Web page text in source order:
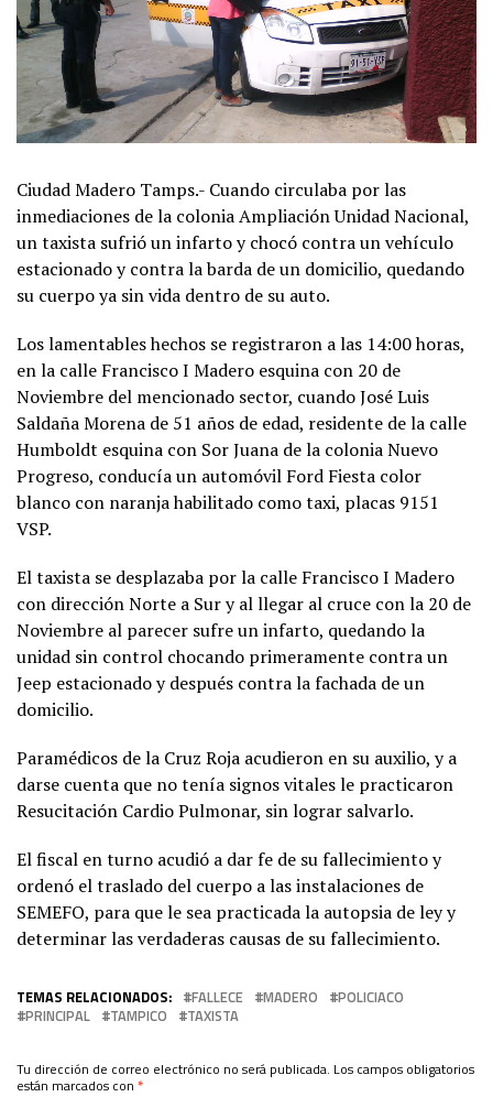
Ciudad Madero Tamps.- Cuando circulaba por las
inmediaciones de la colonia Ampliación Unidad Nacional,
un taxista sufrió un infarto y chocó contra un vehículo
estacionado y contra la barda de un domicilio, quedando
su cuerpo ya sin vida dentro de su auto.
Los lamentables hechos se registraron a las 14:00 horas,
en la calle Francisco I Madero esquina con 20 de
Noviembre del mencionado sector, cuando José Luis
Saldaña Morena de 51 años de edad, residente de la calle
Humboldt esquina con Sor Juana de la colonia Nuevo
Progreso, conducía un automóvil Ford Fiesta color
blanco con naranja habilitado como taxi, placas 9151
VSP.
El taxista se desplazaba por la calle Francisco I Madero
con dirección Norte a Sur y al llegar al cruce con la 20 de
Noviembre al parecer sufre un infarto, quedando la
unidad sin control chocando primeramente contra un
Jeep estacionado y después contra la fachada de un
domicilio.
Paramédicos de la Cruz Roja acudieron en su auxilio, y a
darse cuenta que no tenía signos vitales le practicaron
Resucitación Cardio Pulmonar, sin lograr salvarlo.
El fiscal en turno acudió a dar fe de su fallecimiento y
ordenó el traslado del cuerpo a las instalaciones de
SEMEFO, para que le sea practicada la autopsia de ley y
determinar las verdaderas causas de su fallecimiento.
TEMAS RELACIONADOS: FALLECE MADERO
POLICIACO
PRINCIPAL
TAMPICO TAXISTA
Tu dirección de correo electrónico no será publicada. Los campos obligatorios
están marcados con *